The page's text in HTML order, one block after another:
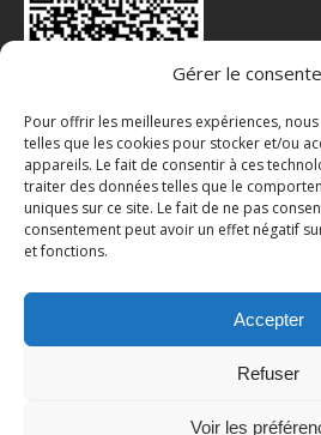
Gérer le
Pour offrir les meilleures expériences,
telles que les cookies pour stocker et/ou
appareils. Le fait de consentir à ces
traiter des données telles que le
uniques sur ce site. Le fait de ne pas
consentement peut avoir un effet négatif
et fonctions.
Accepter
Refuser
Voir les
INSTA : @CHAUSSY_VILLARCEAUX